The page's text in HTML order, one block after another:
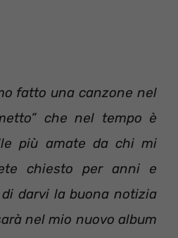
fatto una canzone nel
che nel tempo è
più amate da chi mi
chiesto per anni e
darvi la buona notizia
nel mio nuovo album